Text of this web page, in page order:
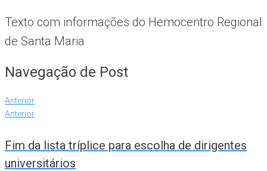
Texto com informações do Hemocentro Regional
de Santa Maria
Navegação de Post
Anterior
Anterior
Fim da lista tríplice para escolha de dirigentes
universitários